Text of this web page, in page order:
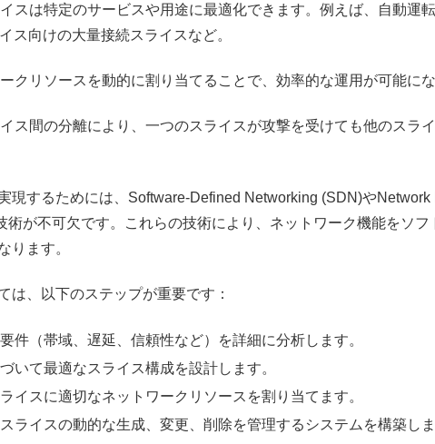
スは特定のサービスや用途に最適化できます。例えば、自動運
ス向けの大量接続スライスなど。
クリソースを動的に割り当てることで、効率的な運用が可能にな
ス間の分離により、一つのスライスが攻撃を受けても他のスラ
現するためには、Software-Defined Networking (SDN)やNetwork
が不可欠です。これらの技術により、ネットワーク機能をソフ
ります。
は、以下のステップが重要です：
件（帯域、遅延、信頼性など）を詳細に分析します。
いて最適なスライス構成を設計します。
イスに適切なネットワークリソースを割り当てます。
ライスの動的な生成、変更、削除を管理するシステムを構築しま